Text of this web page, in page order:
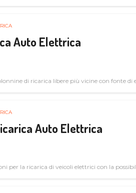
Auto Elettrica
di ricarica libere più vicine con fonte di
Auto Elettrica
per la ricarica di veicoli elettrici con la